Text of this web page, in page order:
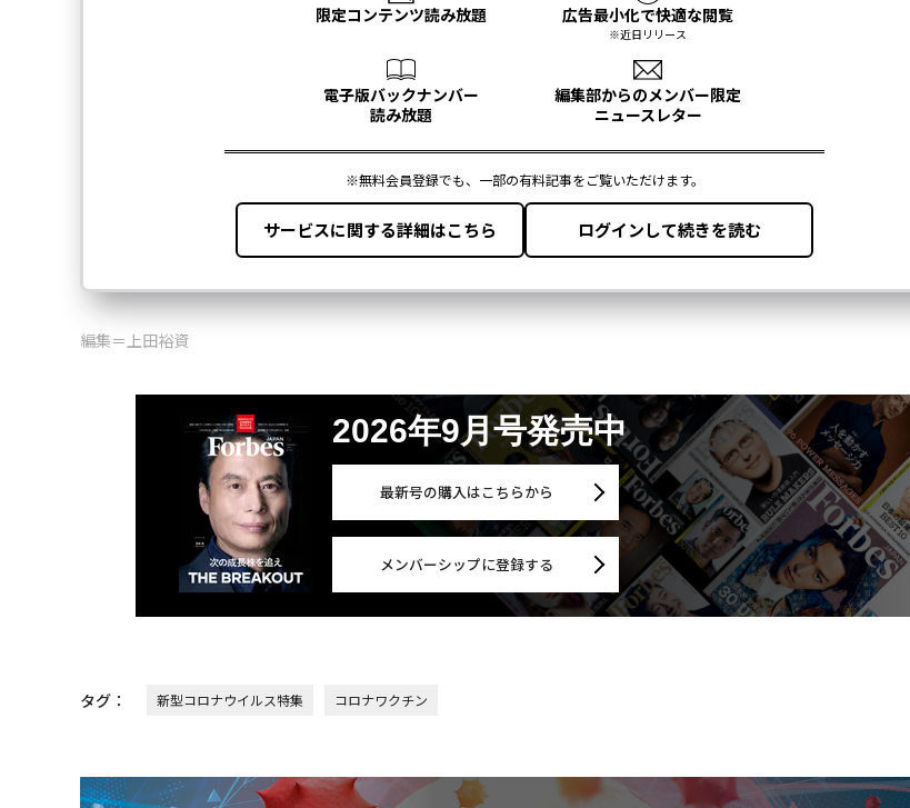
編集＝上田裕資
2026年9月号発売中
最新号の購入はこちらから
メンバーシップに登録する
タグ： 新型コロナウイルス特集 コロナワクチン